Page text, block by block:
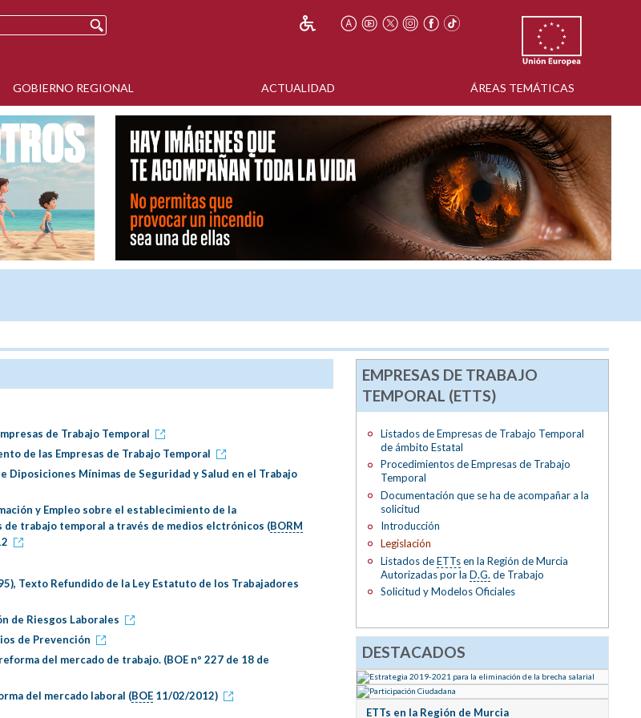
GOBIERNO REGIONAL ACTUALIDAD ÁREAS TEMÁTICAS
de Trabajo Temporal
de las Empresas de Trabajo Temporal
Diposiciones Mínimas de Seguridad y Salud en el Trabajo
y Empleo sobre el establecimiento de la
trabajo temporal a través de medios elctrónicos (BORM
Texto Refundido de la Ley Estatuto de los Trabajadores
de Riesgos Laborales
de Prevención
del mercado de trabajo. (BOE nº 227 de 18 de
del mercado laboral (BOE 11/02/2012)
EMPRESAS DE TRABAJO
TEMPORAL (ETTS)
Listados de Empresas de Trabajo Temporal
de ámbito Estatal
Procedimientos de Empresas de Trabajo
Temporal
Documentación que se ha de acompañar a la
solicitud
Introducción
Legislación
Listados deETTsen la Región de Murcia
Autorizadas por la D.G. de Trabajo
Solicitud y Modelos Oficiales
DESTACADOS
ETTs en la Región de Murcia